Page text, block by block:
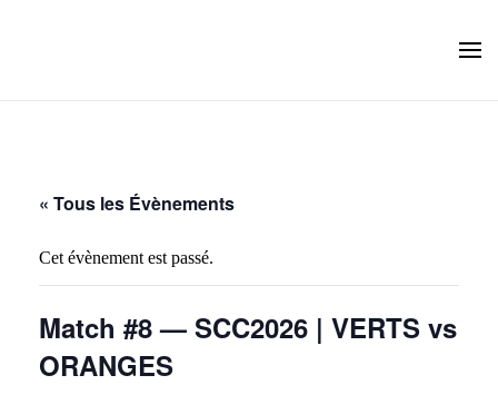
« Tous les Évènements
Cet évènement est passé.
Match #8 — SCC2026 | VERTS vs
ORANGES